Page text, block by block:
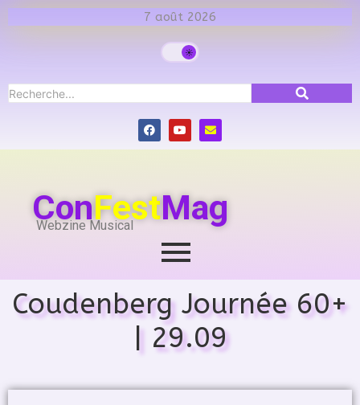
7 août 2026
ConFestMag
Webzine Musical
Coudenberg Journée 60+
| 29.09